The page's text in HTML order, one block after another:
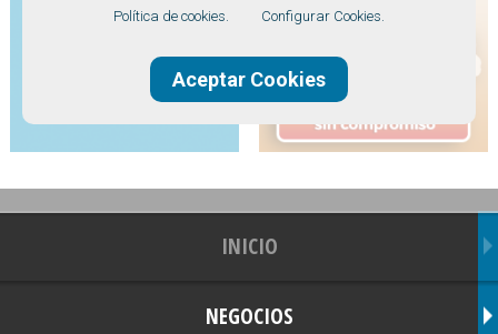
INICIO
NEGOCIOS
Política de cookies.
Configurar Cookies.
Aceptar Cookies